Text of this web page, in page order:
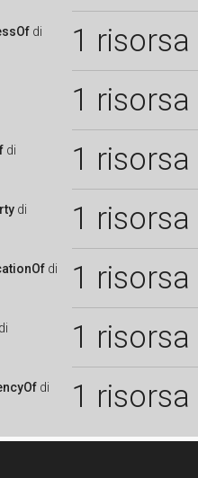
di 1 risorsa
1 risorsa
di 1 risorsa
di 1 risorsa
di 1 risorsa
di 1 risorsa
di 1 risorsa